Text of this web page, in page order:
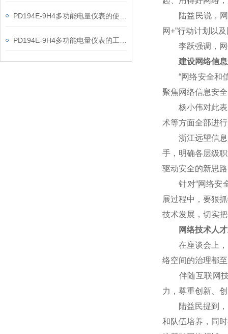
陆益民说，网
网+”行动计划以
李跃强调，网
建设网络信息
“网络安全和信
聚焦网络信息安
杨小伟对此表示
术等方面全部进
浙江远望信息股
手，明确各层级
驱动安全的新思
针对“网络安全
展过程中，要狠
技术发展，切实
网络技术人才
在座谈会上，网
络空间的治理都
伴随互联网技
力，尊重创新、
陆益民提到，
和队伍培养，同